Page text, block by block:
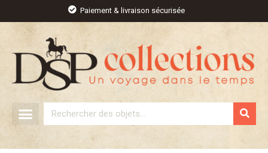
contenu
Paiement & livraison sécurisée
Rechercher